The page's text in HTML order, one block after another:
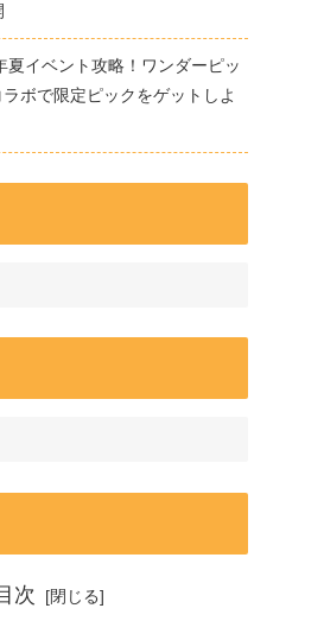
夏イベント攻略！ワンダーピッ
ボで限定ピックをゲットしよ
次